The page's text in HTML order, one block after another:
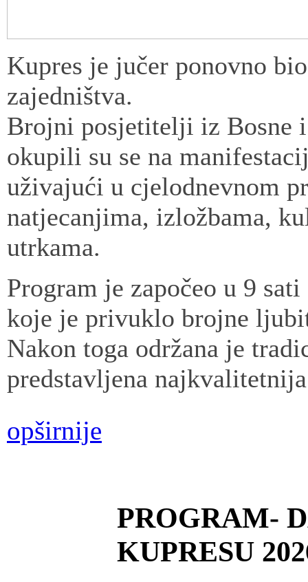
Kupres je jučer ponovno
zajedništva.
Brojni posjetitelji iz Bosne
okupili su se na
uživajući u cjelodnevnom
natjecanjima, izložbama,
utrkama.
Program je započeo u 9
koje je privuklo brojne
Nakon toga održana je
predstavljena
opširnije
PROGRAM-
KUPRESU